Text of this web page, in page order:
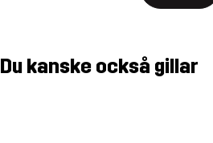
Du kanske också gillar